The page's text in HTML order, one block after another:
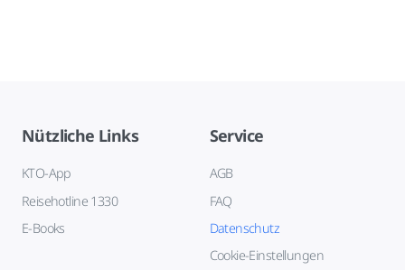
Nützliche Links
KTO-App
Reisehotline 1330
E-Books
Service
AGB
FAQ
Datenschutz
Cookie-Einstellungen